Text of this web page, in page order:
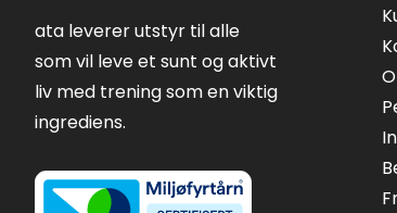
ata leverer utstyr til alle
som vil leve et sunt og aktivt
liv med trening som en viktig
ingrediens.